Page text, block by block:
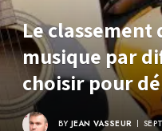
Le classement
musique par
choisir pour
BY JEAN VASSEUR